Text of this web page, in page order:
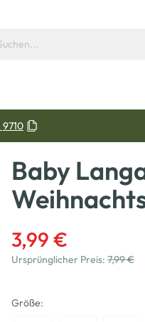
9710
Baby
3,99 €
Ursprünglicher Preis: 7,99 €
Größe: